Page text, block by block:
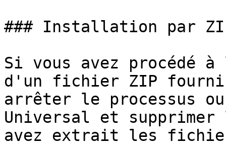
### Installation par
Si vous avez
d'un fichier ZIP fourni,
arrêter le processus
Universal et
avez extrait les